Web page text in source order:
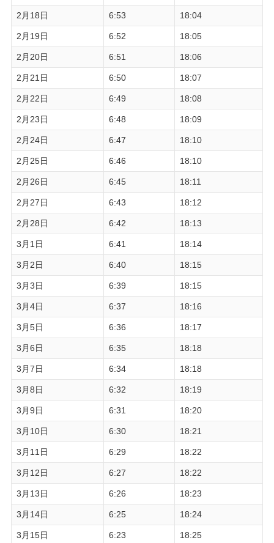
2月18日 6:53 18:04
2月19日 6:52 18:05
2月20日 6:51 18:06
2月21日 6:50 18:07
2月22日 6:49 18:08
2月23日 6:48 18:09
2月24日 6:47 18:10
2月25日 6:46 18:10
2月26日 6:45 18:11
2月27日 6:43 18:12
2月28日 6:42 18:13
3月1日 6:41 18:14
3月2日 6:40 18:15
3月3日 6:39 18:15
3月4日 6:37 18:16
3月5日 6:36 18:17
3月6日 6:35 18:18
3月7日 6:34 18:18
3月8日 6:32 18:19
3月9日 6:31 18:20
3月10日 6:30 18:21
3月11日 6:29 18:22
3月12日 6:27 18:22
3月13日 6:26 18:23
3月14日 6:25 18:24
3月15日 6:23 18:25